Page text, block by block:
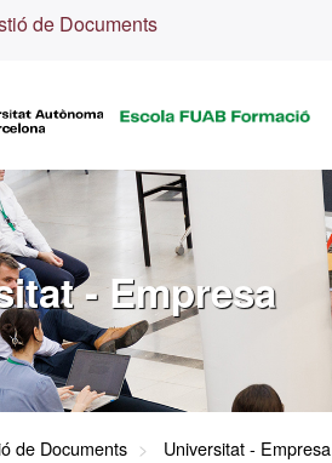
de Documents
B
- Empresa
de Documents Universitat - Empresa